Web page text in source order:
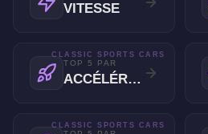
VITESSE
TOP 5 PAR
ACCÉLÉRATION
CLASSIC SPORTS CARS
CLASSIC SPORTS CARS